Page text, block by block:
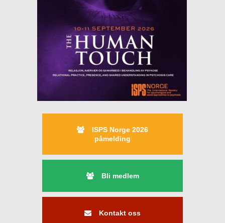
ISPS Norge 2026
påmelding
Bli medlem
Kontakt oss